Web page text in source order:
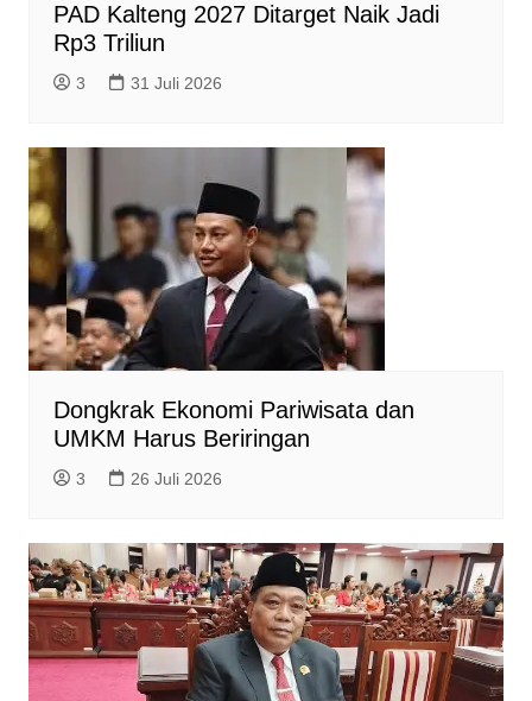
PAD Kalteng 2027 Ditarget Naik Jadi
Rp3 Triliun
3 31 Juli 2026
Dongkrak Ekonomi Pariwisata dan
UMKM Harus Beriringan
3 26 Juli 2026